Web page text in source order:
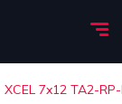
XCEL 7x12 TA2-